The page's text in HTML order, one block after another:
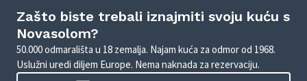
Zašto biste trebali iznajmiti svoju kuću s
Novasolom?
50.000 odmarališta u 18 zemalja. Najam kuća za odmor od 1968.
Uslužni uredi diljem Europe. Nema naknada za rezervaciju.